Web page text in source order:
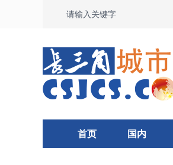
首页 国内